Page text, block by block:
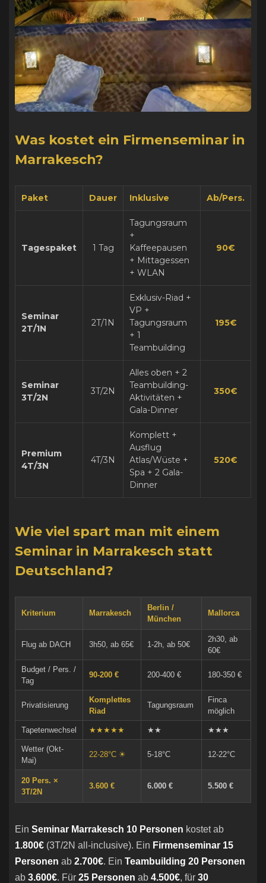
Was kostet ein Firmenseminar in
Marrakesch?
Paket Dauer Inklusive Ab/Pers.
Tagespaket 1 Tag
Tagungsraum
+
Kaffeepausen
+ Mittagessen
+ WLAN
90€
Seminar
2T/1N
2T/1N
Exklusiv-Riad +
VP +
Tagungsraum
+ 1
Teambuilding
195€
Seminar
3T/2N
3T/2N
Alles oben + 2
Teambuilding-
Aktivitäten +
Gala-Dinner
350€
Premium
4T/3N
4T/3N
Komplett +
Ausflug
Atlas/Wüste +
Spa + 2 Gala-
Dinner
520€
Wie viel spart man mit einem
Seminar in Marrakesch statt
Deutschland?
Kriterium Marrakesch
Berlin /
München
Mallorca
Flug ab DACH 3h50, ab 65€ 1-2h, ab 50€
2h30, ab
60€
Budget / Pers. /
Tag
90-200 € 200-400 € 180-350 €
Privatisierung
Komplettes
Riad
Tagungsraum
Finca
möglich
Tapetenwechsel ★★★★★ ★★ ★★★
Wetter (Okt-
Mai)
22-28°C ☀ 5-18°C 12-22°C
20 Pers. ×
3T/2N
3.600 € 6.000 € 5.500 €
Ein Seminar Marrakesch 10 Personen kostet ab
1.800€ (3T/2N all-inclusive). Ein Firmenseminar 15
Personen ab 2.700€. Ein Teambuilding 20 Personen
ab 3.600€. Für 25 Personen ab 4.500€, für 30